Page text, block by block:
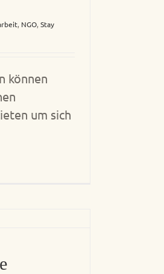
, NGO, Stay
können
um sich